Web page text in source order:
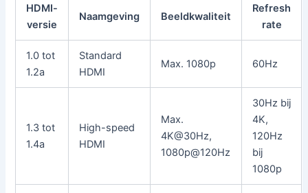
HDMI-
versie
Naamgeving Beeldkwaliteit
Refresh
rate
1.0 tot
1.2a
Standard
HDMI
Max. 1080p 60Hz
1.3 tot
1.4a
High-speed
HDMI
Max.
4K@30Hz,
1080p@120Hz
30Hz bij
4K,
120Hz
bij
1080p